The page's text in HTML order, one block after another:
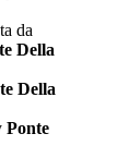
da
Della
Della
Ponte